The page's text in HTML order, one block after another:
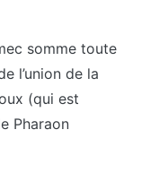
somme toute
l’union de la
(qui est
Pharaon